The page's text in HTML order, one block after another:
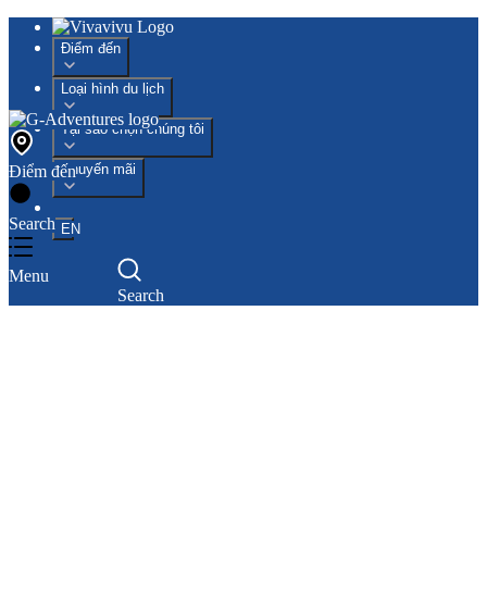
Điểm đến
Loại hình du lịch
Tại sao chọn chúng tôi
Khuyến mãi
EN
Search
Điểm đến
Search
Menu